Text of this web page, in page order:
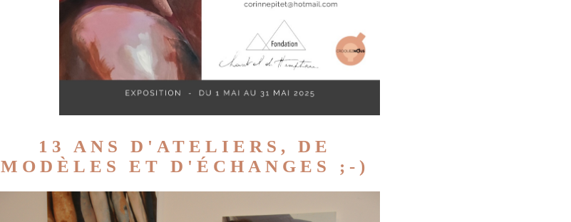
13 ANS D'ATELIERS, DE
MODÈLES ET D'ÉCHANGES ;-)